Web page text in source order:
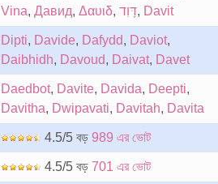
Vina, Давид, Δαυιδ, דָּוִד, Davit
Dipti, Davide, Dafydd, Daviot,
Daibhidh, Davoud, Daivat, Davet
Daedbot, Davite, Davida, Deepti,
Davitha, Dwipavati, Davitah, Davita
4.5/5 বড় 989 এর ভোট
4.5/5 বড় 701 এর ভোট